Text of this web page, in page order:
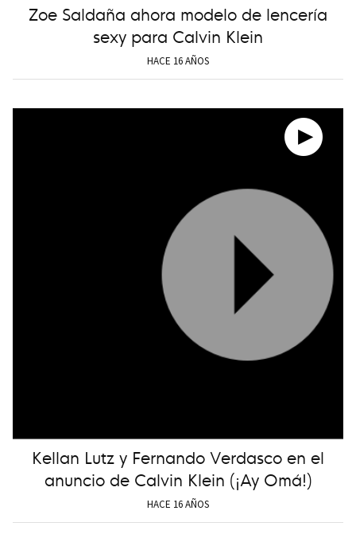
Zoe Saldaña ahora modelo de lencería
sexy para Calvin Klein
HACE 16 AÑOS
Kellan Lutz y Fernando Verdasco en el
anuncio de Calvin Klein (¡Ay Omá!)
HACE 16 AÑOS